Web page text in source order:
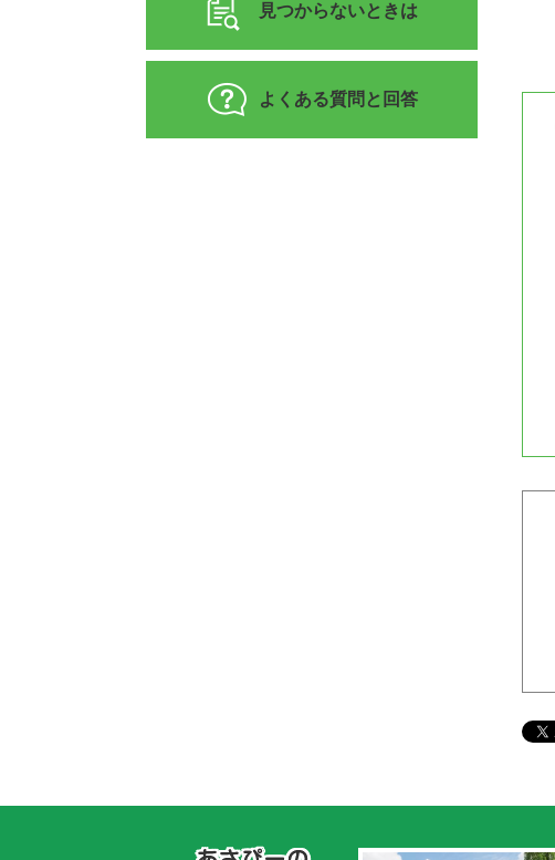
見つからないときは
よくある質問と回答